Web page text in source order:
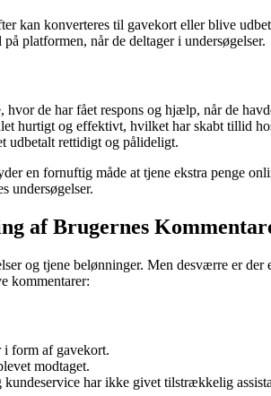
kan konverteres til gavekort eller blive
platformen, når de deltager i undersøgelser.
de har fået respons og hjælp, når de
hurtigt og effektivt, hvilket har skabt tillid
udbetalt rettidigt og pålideligt.
en fornuftig måde at tjene ekstra penge
undersøgelser.
af Brugernes
og tjene belønninger. Men desværre er
kommentarer:
i form af gavekort.
modtaget.
har ikke givet tilstrækkelig